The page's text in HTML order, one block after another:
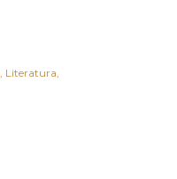
Literatura